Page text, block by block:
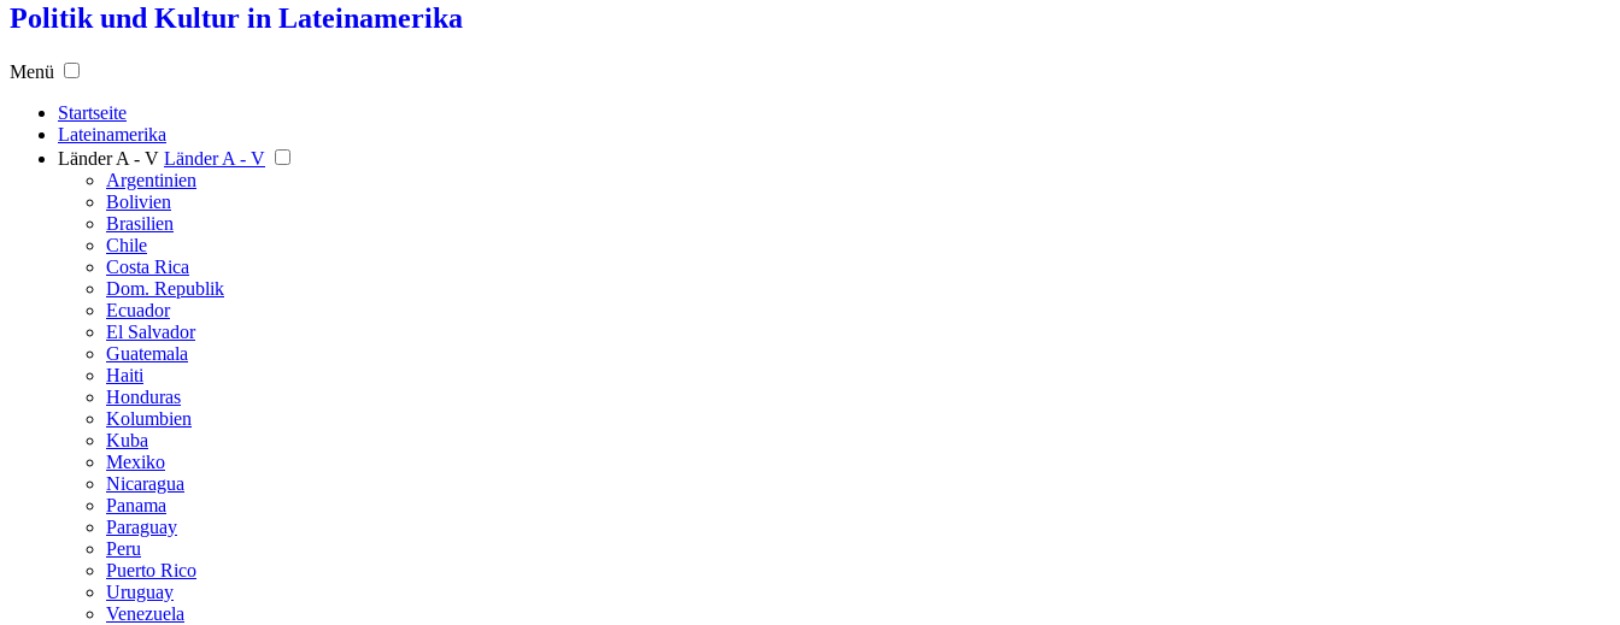
Politik und Kultur in Lateinamerika
Menü
Startseite
Lateinamerika
Länder A - V Länder A - V
Argentinien
Bolivien
Brasilien
Chile
Costa Rica
Dom. Republik
Ecuador
El Salvador
Guatemala
Haiti
Honduras
Kolumbien
Kuba
Mexiko
Nicaragua
Panama
Paraguay
Peru
Puerto Rico
Uruguay
Venezuela